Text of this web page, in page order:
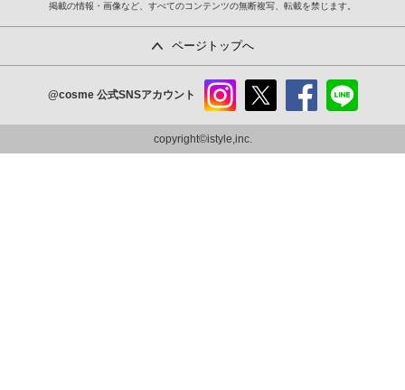
掲載の情報・画像など、すべてのコンテンツの無断複写、転載を禁じます。
ページトップへ
@cosme 公式SNSアカウント
ram
copyright©istyle,inc.